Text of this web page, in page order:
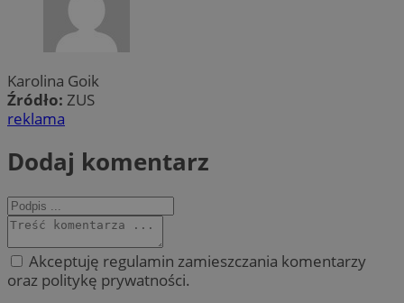
Karolina Goik
Źródło: ZUS
reklama
Dodaj komentarz
Akceptuję regulamin zamieszczania komentarzy
oraz politykę prywatności.